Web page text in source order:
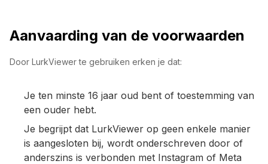
Aanvaarding van de voorwaarden
Door LurkViewer te gebruiken erken je dat:
Je ten minste 16 jaar oud bent of toestemming van
een ouder hebt.
Je begrijpt dat LurkViewer op geen enkele manier
is aangesloten bij, wordt onderschreven door of
anderszins is verbonden met Instagram of Meta